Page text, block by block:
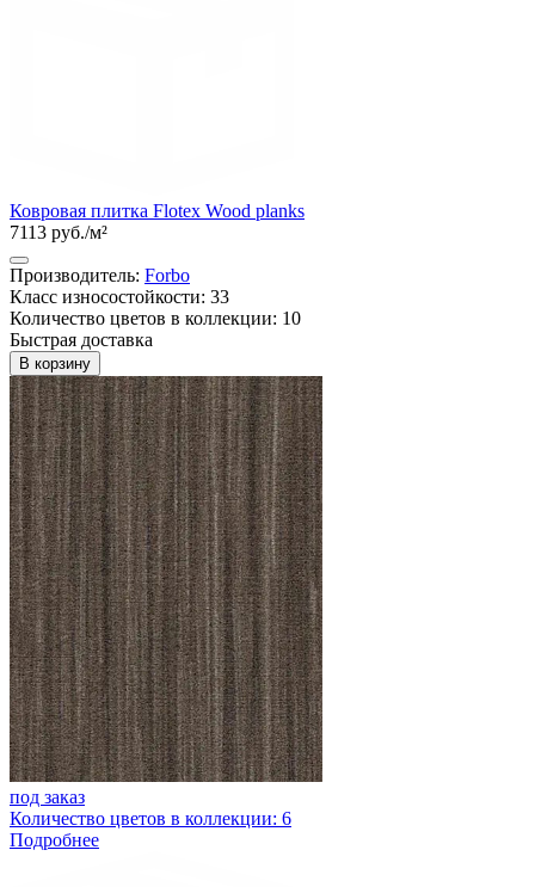
Ковровая плитка Flotex Wood planks
7113 руб./м²
Производитель: Forbo
Класс износостойкости: 33
Количество цветов в коллекции: 10
Быстрая доставка
В корзину
под заказ
Количество цветов в коллекции: 6
Подробнее